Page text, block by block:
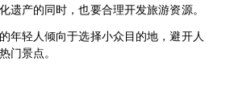
遗产的同时，也要合理开发旅游资源。
年轻人倾向于选择小众目的地，避开人
门景点。